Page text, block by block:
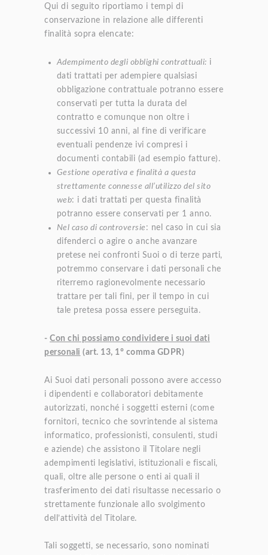
Qui di seguito riportiamo i tempi di
conservazione in relazione alle differenti
finalità sopra elencate:
Adempimento degli obblighi contrattuali: i
dati trattati per adempiere qualsiasi
obbligazione contrattuale potranno essere
conservati per tutta la durata del
contratto e comunque non oltre i
successivi 10 anni, al fine di verificare
eventuali pendenze ivi compresi i
documenti contabili (ad esempio fatture).
Gestione operativa e finalità a questa
strettamente connesse all’utilizzo del sito
web: i dati trattati per questa finalità
potranno essere conservati per 1 anno.
Nel caso di controversie : nel caso in cui sia
difenderci o agire o anche avanzare
pretese nei confronti Suoi o di terze parti,
potremmo conservare i dati personali che
riterremo ragionevolmente necessario
trattare per tali fini, per il tempo in cui
tale pretesa possa essere perseguita.
- Con chi possiamo condividere i suoi dati
personali (art. 13, 1° comma GDPR)
Ai Suoi dati personali possono avere accesso
i dipendenti e collaboratori debitamente
autorizzati, nonché i soggetti esterni (come
fornitori, tecnico che sovrintende al sistema
informatico, professionisti, consulenti, studi
e aziende) che assistono il Titolare negli
adempimenti legislativi, istituzionali e fiscali,
quali, oltre alle persone o enti ai quali il
trasferimento dei dati risultasse necessario o
strettamente funzionale allo svolgimento
dell’attività del Titolare.
Tali soggetti, se necessario, sono nominati